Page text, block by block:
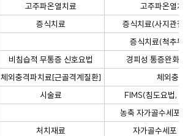
고주파온열치료
고주파온열
증식치료
증식치료(사지관
증식치료(척추
비침습적 무통증 신호요법
경피성 통증완화
체외충격파치료[근골격계질환]
체외충격
시술료
FIMS(침도요법,
농축 자가골수세포
처치재료
자가골수세포